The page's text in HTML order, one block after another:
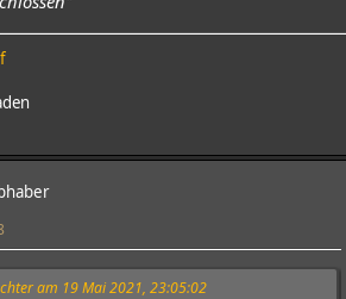
am 19 Mai 2021, 23:05:02